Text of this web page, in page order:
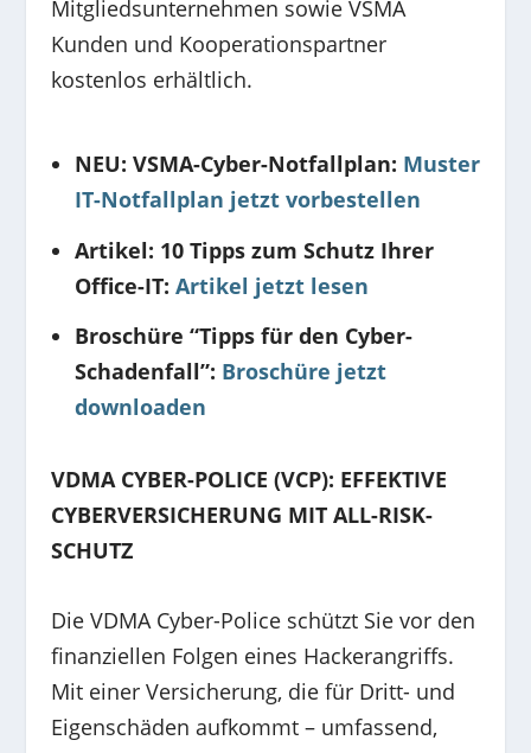
Mitgliedsunternehmen sowie VSMA
Kunden und Kooperationspartner
kostenlos erhältlich.
NEU: VSMA-Cyber-Notfallplan: Muster
IT-Notfallplan jetzt vorbestellen
Artikel: 10 Tipps zum Schutz Ihrer
Office-IT:Artikel jetzt lesen
Broschüre “Tipps für den Cyber-
Schadenfall”: Broschüre jetzt
downloaden
VDMA CYBER-POLICE (VCP): EFFEKTIVE
CYBERVERSICHERUNG MIT ALL-RISK-
SCHUTZ
Die VDMA Cyber-Police schützt Sie vor den
finanziellen Folgen eines Hackerangriffs.
Mit einer Versicherung, die für Dritt- und
Eigenschäden aufkommt – umfassend,